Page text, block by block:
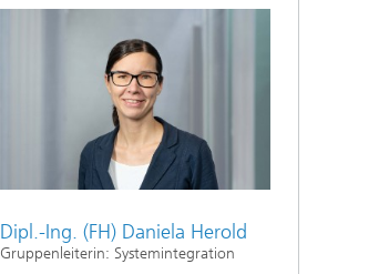
Technologieökonomik und
Nachhaltigkeitsanalyse
Dipl.-Ing. (FH) Daniela Herold
Gruppenleiterin: Systemintegration